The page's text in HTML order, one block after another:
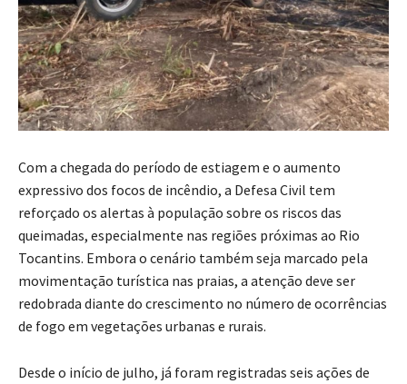
Com a chegada do período de estiagem e o aumento
expressivo dos focos de incêndio, a Defesa Civil tem
reforçado os alertas à população sobre os riscos das
queimadas, especialmente nas regiões próximas ao Rio
Tocantins. Embora o cenário também seja marcado pela
movimentação turística nas praias, a atenção deve ser
redobrada diante do crescimento no número de ocorrências
de fogo em vegetações urbanas e rurais.
Desde o início de julho, já foram registradas seis ações de